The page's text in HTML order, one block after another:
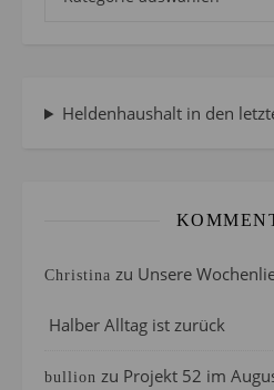
Heldenhaushalt in den
Christina zu Unsere
Halber Alltag ist zurück
bullion zu Projekt 52 im